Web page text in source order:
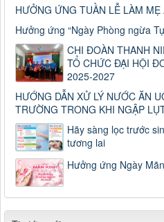
HƯỞNG ỨNG TUẦN LỄ LÀM
Hưởng ứng “Ngày Phòng ngừa
CHI ĐOÀN THANH
TỔ CHỨC ĐẠI HỘI
2025-2027
HƯỚNG DẪN XỬ LÝ NƯỚC ĂN
TRƯỜNG TRONG KHI NGẬP
Hãy sàng lọc trước
tương lai
Hưởng ứng Ngày
Số: 187/CV-TTYT